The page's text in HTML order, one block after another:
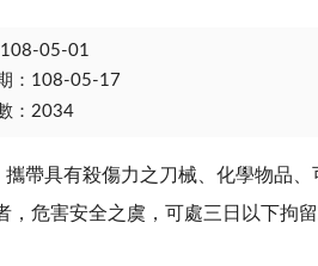
108-05-01
：108-05-17
：2034
帶具有殺傷力之刀械、化學物品
，危害安全之虞，可處三日以下拘